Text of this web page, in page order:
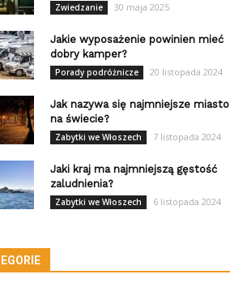
Zwiedzanie 30 maja 2025
Jakie wyposażenie powinien mieć
dobry kamper?
Porady podróżnicze 20 listopada 2024
Jak nazywa się najmniejsze miasto
na świecie?
Zabytki we Włoszech 7 listopada 2024
Jaki kraj ma najmniejszą gęstość
zaludnienia?
Zabytki we Włoszech 6 listopada 2024